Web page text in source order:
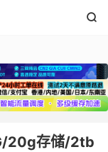

20g存储/2tb